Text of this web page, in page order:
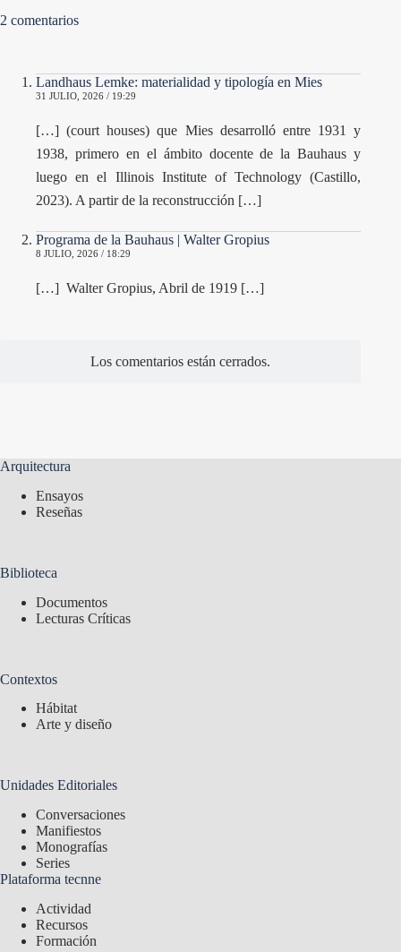
2 comentarios
Landhaus Lemke: materialidad y tipología en Mies
31 JULIO, 2026 / 19:29
[…] (court houses) que Mies desarrolló entre 1931 y
1938, primero en el ámbito docente de la Bauhaus y
luego en el Illinois Institute of Technology (Castillo,
2023). A partir de la reconstrucción […]
Programa de la Bauhaus | Walter Gropius
8 JULIO, 2026 / 18:29
[…] Walter Gropius, Abril de 1919 […]
Los comentarios están cerrados.
Arquitectura
Ensayos
Reseñas
Biblioteca
Documentos
Lecturas Críticas
Contextos
Hábitat
Arte y diseño
Unidades Editoriales
Conversaciones
Manifiestos
Monografías
Series
Plataforma tecnne
Actividad
Recursos
Formación